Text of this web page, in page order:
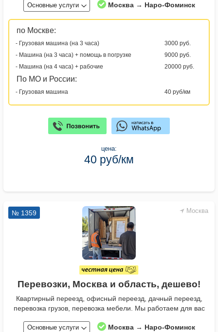
Основные услуги Москва → Наро-Фоминск
по Москве:
- Грузовая машина (на 3 часа)
3000 руб.
- Машина (на 3 часа) + помощь в погрузке
9000 руб.
- Машина (на 4 часа) + рабочие
20000 руб.
По МО и России:
- Грузовая машина 40 руб/км
цена:
40 руб/км
Москва
№ 1359
Перевозки, Москва и область, дешево!
Квартирный переезд, офисный переезд, дачный переезд,
перевозка грузов, перевозка мебели. Мы работаем для вас
Основные услуги Москва → Наро-Фоминск